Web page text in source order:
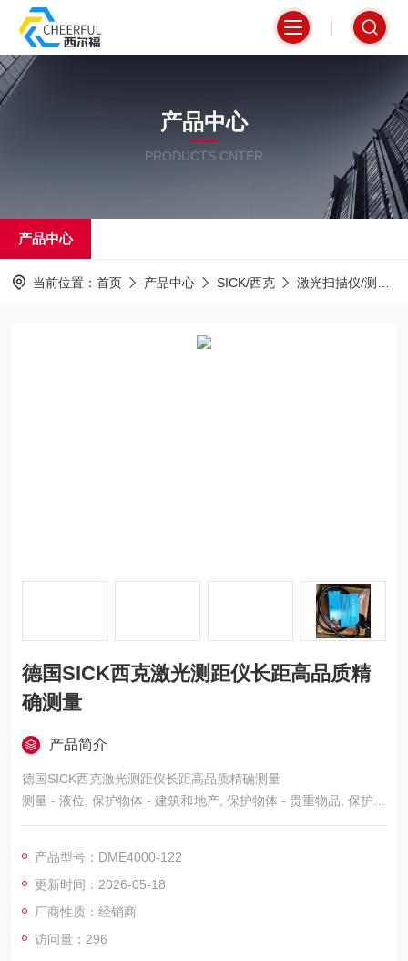
产品中心
PRODUCTS CNTER
产品中心
当前位置： 首页 产品中心 SICK/西克 激光扫描仪/测距仪
德国SICK西克激光测距仪长距高品质精
确测量
产品简介
德国SICK西克激光测距仪长距高品质精确测量
测量 - 液位, 保护物体 - 建筑和地产, 保护物体 - 贵重物品, 保护物
体 - 车辆, 保护物体 - 基础设施, 定位、导航和引导 - 定位, 确定位
产品型号：DME4000-122
更新时间：2026-05-18
厂商性质：经销商
访问量：296